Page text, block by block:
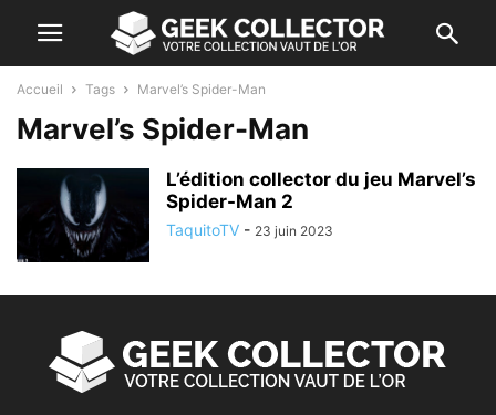
Accueil Tags Marvel’s Spider-Man
Marvel’s Spider-Man
L’édition collector du jeu Marvel’s
Spider-Man 2
TaquitoTV - 23 juin 2023